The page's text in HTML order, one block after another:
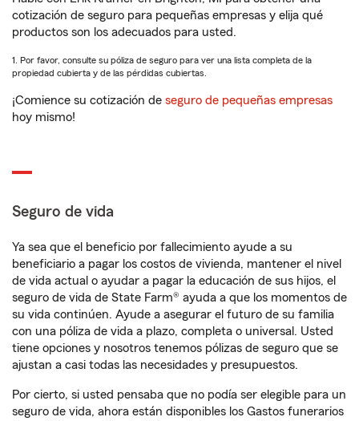
cotización de seguro para pequeñas empresas y elija qué
productos son los adecuados para usted.
1. Por favor, consulte su póliza de seguro para ver una lista completa de la
propiedad cubierta y de las pérdidas cubiertas.
¡Comience su cotización de seguro de pequeñas empresas
hoy mismo!
Seguro de vida
Ya sea que el beneficio por fallecimiento ayude a su
beneficiario a pagar los costos de vivienda, mantener el nivel
de vida actual o ayudar a pagar la educación de sus hijos, el
seguro de vida de State Farm® ayuda a que los momentos de
su vida continúen. Ayude a asegurar el futuro de su familia
con una póliza de vida a plazo, completa o universal. Usted
tiene opciones y nosotros tenemos pólizas de seguro que se
ajustan a casi todas las necesidades y presupuestos.
Por cierto, si usted pensaba que no podía ser elegible para un
seguro de vida, ahora están disponibles los Gastos funerarios